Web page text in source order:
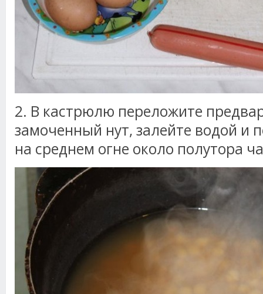
2. В кастрюлю переложите
замоченный нут, залейте водой и
на среднем огне около полутора